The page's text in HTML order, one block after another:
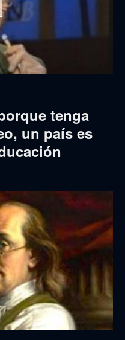
Play
tenga
un país es